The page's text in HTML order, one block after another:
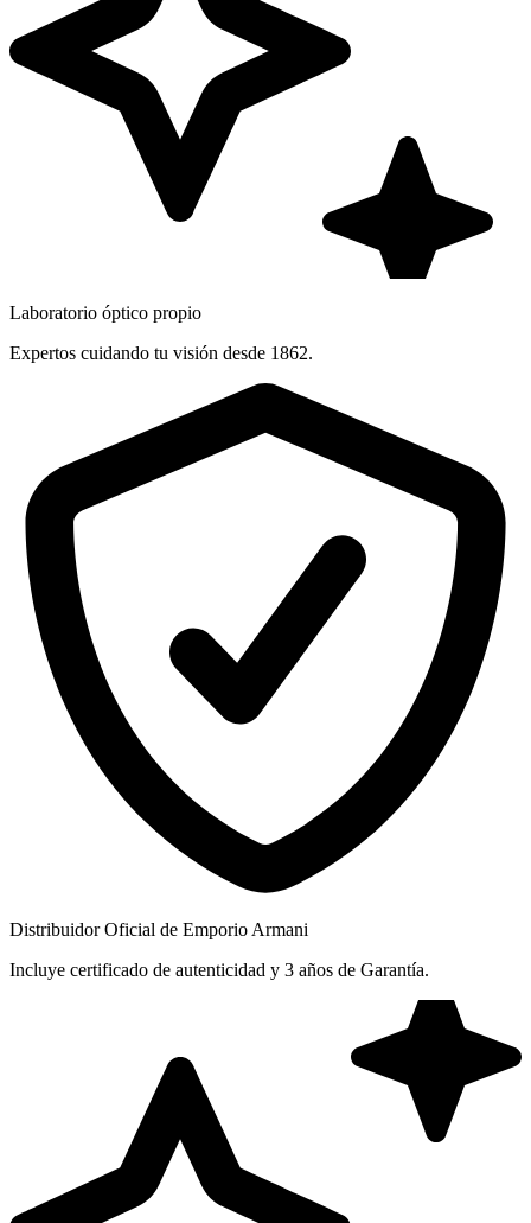
Laboratorio óptico propio
Expertos cuidando tu visión desde 1862.
Distribuidor Oficial de Emporio Armani
Incluye certificado de autenticidad y 3 años de Garantía.